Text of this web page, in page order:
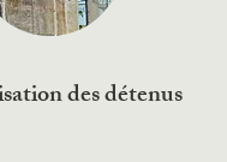
des détenus